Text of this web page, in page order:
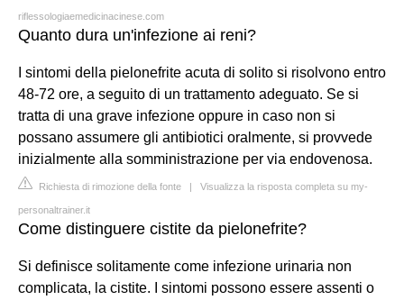
riflessologiaemedicinacinese.com
Quanto dura un'infezione ai reni?
I sintomi della pielonefrite acuta di solito si risolvono entro
48-72 ore, a seguito di un trattamento adeguato. Se si
tratta di una grave infezione oppure in caso non si
possano assumere gli antibiotici oralmente, si provvede
inizialmente alla somministrazione per via endovenosa.
Richiesta di rimozione della fonte | Visualizza la risposta completa su my-
personaltrainer.it
Come distinguere cistite da pielonefrite?
Si definisce solitamente come infezione urinaria non
complicata, la cistite. I sintomi possono essere assenti o